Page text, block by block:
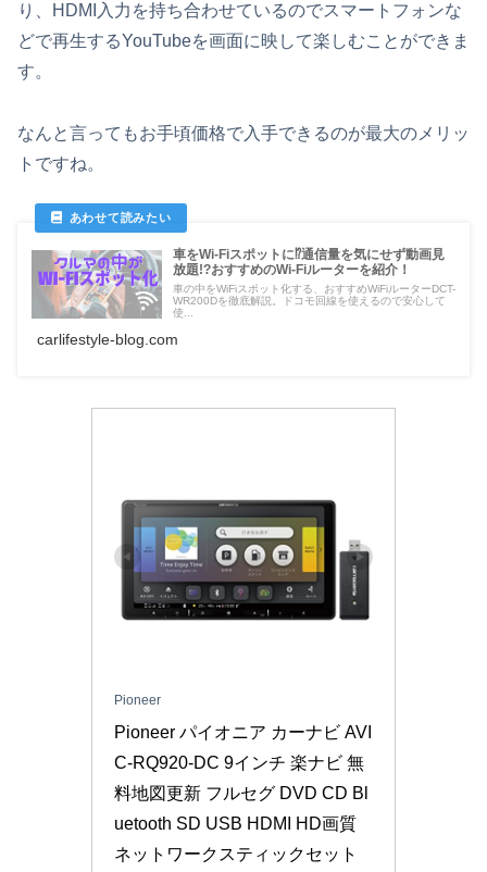
り、HDMI入力を持ち合わせているのでスマートフォンな
どで再生するYouTubeを画面に映して楽しむことができま
す。
なんと言ってもお手頃価格で入手できるのが最大のメリッ
トですね。
車をWi-Fiスポットに⁉通信量を気にせず動画見
放題!?おすすめのWi-Fiルーターを紹介！
車の中をWiFiスポット化する、おすすめWiFiルーターDCT-
WR200Dを徹底解説。ドコモ回線を使えるので安心して
使...
carlifestyle-blog.com
Pioneer
Pioneer パイオニア カーナビ AVI
C-RQ920-DC 9インチ 楽ナビ 無
料地図更新 フルセグ DVD CD Bl
uetooth SD USB HDMI HD画質
ネットワークスティックセット